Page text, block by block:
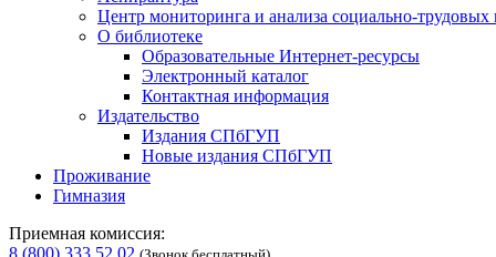
Центр мониторинга и анализа социально-трудовых
О библиотеке
Образовательные Интернет-ресурсы
Электронный каталог
Контактная информация
Издательство
Издания СПбГУП
Новые издания СПбГУП
Проживание
Гимназия
Приемная комиссия:
8 (800) 333 52 02